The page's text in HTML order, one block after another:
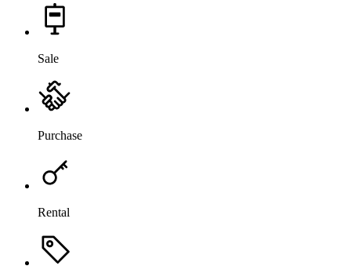
Sale
Purchase
Rental